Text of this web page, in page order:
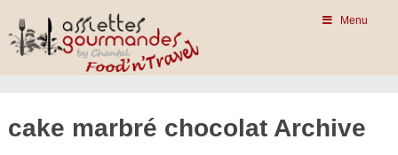
Menu
cake marbré chocolat Archive